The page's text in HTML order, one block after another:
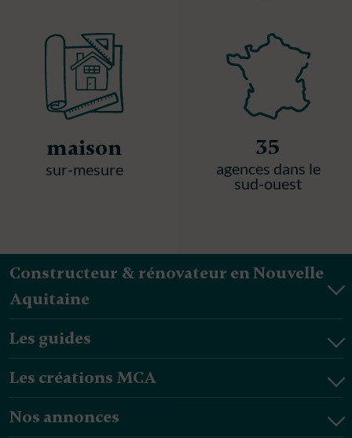
maison
sur-mesure
35
agences dans le
sud-ouest
Constructeur & rénovateur en Nouvelle
Aquitaine
Les guides
Les créations MCA
Nos annonces